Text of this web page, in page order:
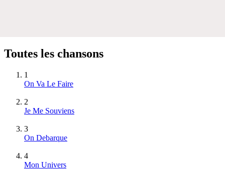
Toutes les chansons
1
On Va Le Faire
2
Je Me Souviens
3
On Debarque
4
Mon Univers